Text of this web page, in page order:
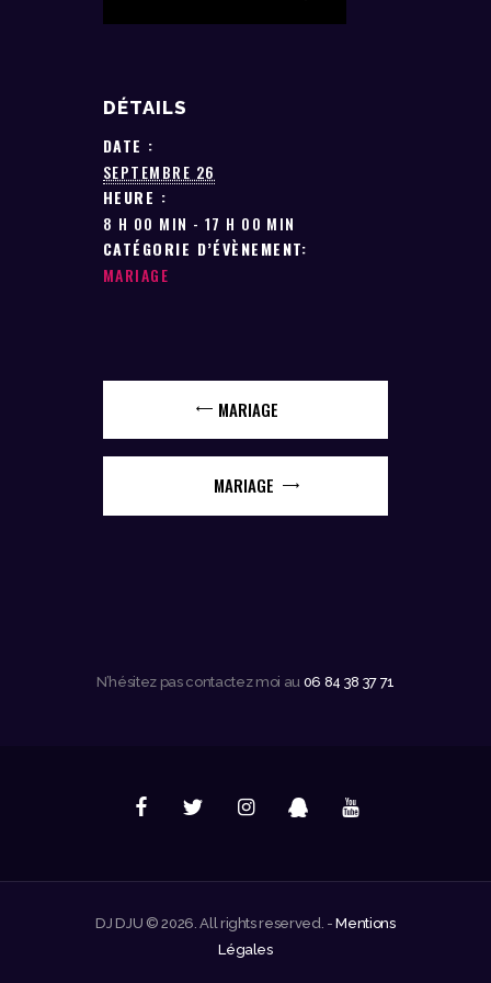
DÉTAILS
DATE :
SEPTEMBRE 26
HEURE :
8 H 00 MIN - 17 H 00 MIN
CATÉGORIE D’ÉVÈNEMENT:
MARIAGE
MARIAGE
MARIAGE
N’hésitez pas contactez moi au 06 84 38 37 71
DJ DJU © 2026. All rights reserved. -Mentions
Légales